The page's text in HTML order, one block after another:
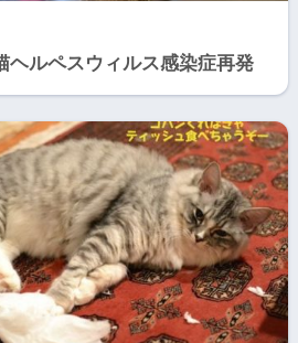
ヘルペスウィルス感染症再発